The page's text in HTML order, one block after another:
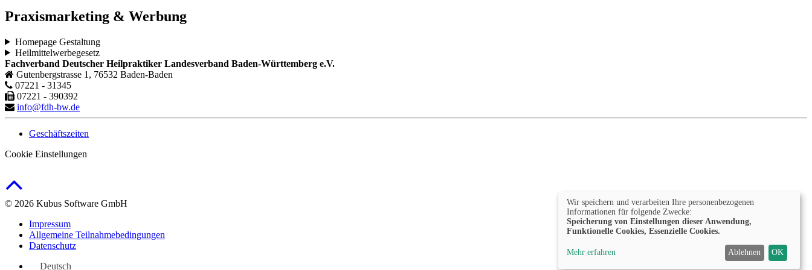
Praxismarketing & Werbung
Homepage Gestaltung
Heilmittelwerbegesetz
Fachverband Deutscher Heilpraktiker Landesverband Baden-Württemberg e.V.
Gutenbergstrasse 1, 76532 Baden-Baden
07221 - 31345
07221 - 390392
info@fdh-bw.de
Geschäftszeiten
Cookie Einstellungen
© 2026 Kubus Software GmbH
Impressum
Allgemeine Teilnahmebedingungen
Datenschutz
Deutsch
Wir speichern und verarbeiten Ihre personenbezogenen
Informationen für folgende Zwecke:
Speicherung von Einstellungen dieser Anwendung,
Funktionelle Cookies, Essenzielle Cookies.
Mehr erfahren Ablehnen OK